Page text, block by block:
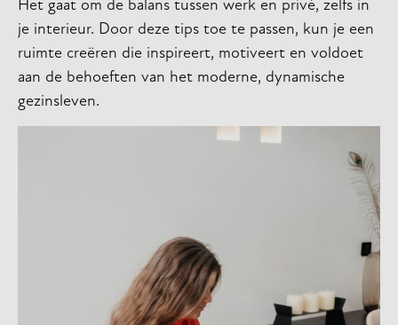
Het gaat om de balans tussen werk en privé, zelfs in
je interieur. Door deze tips toe te passen, kun je een
ruimte creëren die inspireert, motiveert en voldoet
aan de behoeften van het moderne, dynamische
gezinsleven.